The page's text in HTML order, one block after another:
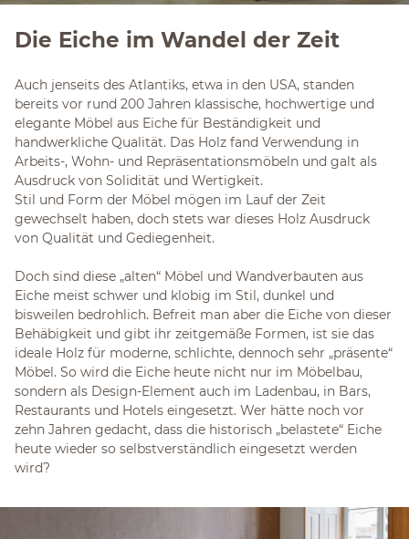
Die Eiche im Wandel der Zeit
Auch jenseits des Atlantiks, etwa in den USA, standen
bereits vor rund 200 Jahren klassische, hochwertige und
elegante Möbel aus Eiche für Beständigkeit und
handwerkliche Qualität. Das Holz fand Verwendung in
Arbeits-, Wohn- und Repräsentationsmöbeln und galt als
Ausdruck von Solidität und Wertigkeit.
Stil und Form der Möbel mögen im Lauf der Zeit
gewechselt haben, doch stets war dieses Holz Ausdruck
von Qualität und Gediegenheit.
Doch sind diese „alten“ Möbel und Wandverbauten aus
Eiche meist schwer und klobig im Stil, dunkel und
bisweilen bedrohlich. Befreit man aber die Eiche von dieser
Behäbigkeit und gibt ihr zeitgemäße Formen, ist sie das
ideale Holz für moderne, schlichte, dennoch sehr „präsente“
Möbel. So wird die Eiche heute nicht nur im Möbelbau,
sondern als Design-Element auch im Ladenbau, in Bars,
Restaurants und Hotels eingesetzt. Wer hätte noch vor
zehn Jahren gedacht, dass die historisch „belastete“ Eiche
heute wieder so selbstverständlich eingesetzt werden
wird?